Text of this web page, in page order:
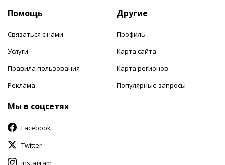
Помощь
Связаться с нами
Услуги
Правила пользования
Реклама
Другие
Профиль
Карта сайта
Карта регионов
Популярные запросы
Мы в соцсетях
Facebook
Twitter
Instagram